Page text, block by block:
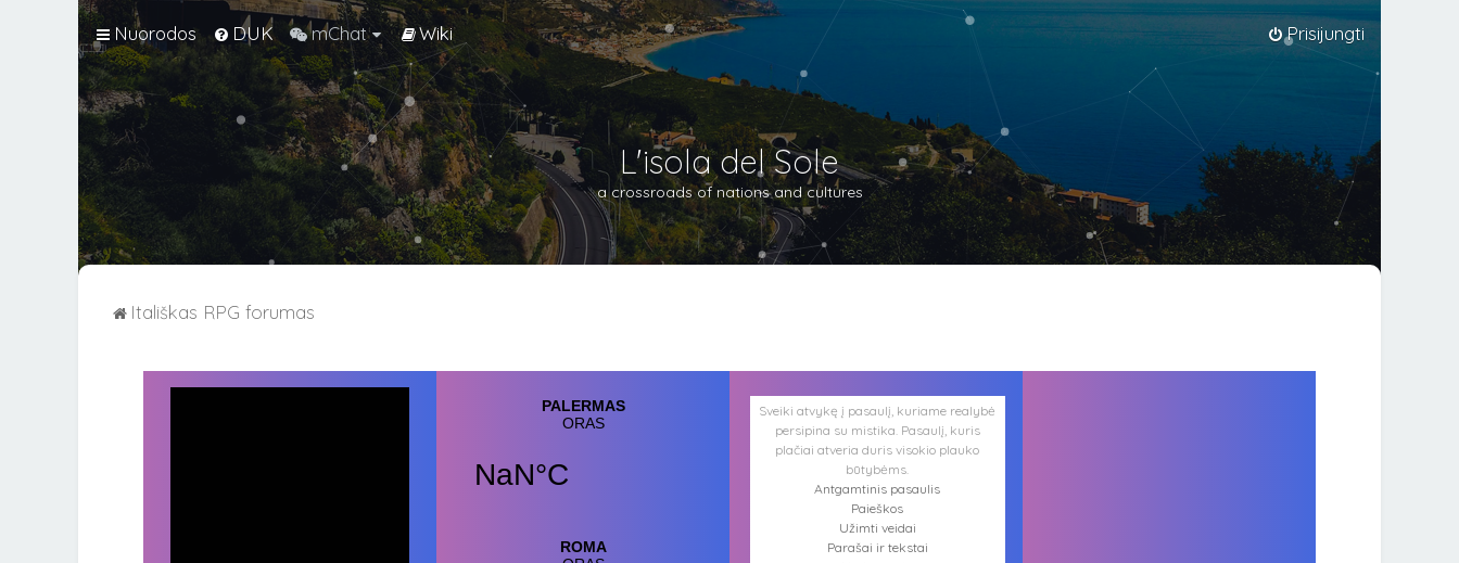
Nuorodos DUK mChat Wiki Prisijungti
L'isola del Sole
a crossroads of nations and cultures
Itališkas RPG forumas
Sveiki atvykę į pasaulį, kuriame realybė
persipina su mistika. Pasaulį, kuris
plačiai atveria duris visokio plauko
būtybėms.
Antgamtinis pasaulis
Paieškos
Užimti veidai
Parašai ir tekstai